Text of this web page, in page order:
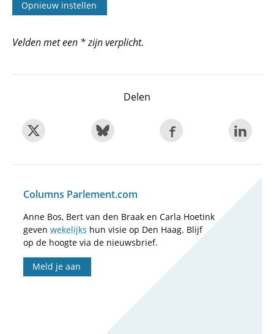
Velden met een * zijn verplicht.
Delen
Columns Parlement.com
Anne Bos, Bert van den Braak en Carla Hoetink
geven wekelijks hun visie op Den Haag. Blijf
op de hoogte via de nieuwsbrief.
Meld je aan